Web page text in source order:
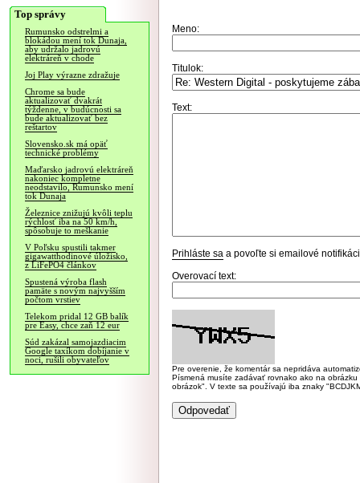
Top správy
Rumunsko odstrelmi a
blokádou mení tok Dunaja,
aby udržalo jadrovú
elektráreň v chode
Joj Play výrazne zdražuje
Chrome sa bude
aktualizovať dvakrát
týždenne, v budúcnosti sa
bude aktualizovať bez
reštartov
Slovensko.sk má opäť
technické problémy
Maďarsko jadrovú elektráreň
nakoniec kompletne
neodstavilo, Rumunsko mení
tok Dunaja
Železnice znižujú kvôli teplu
rýchlosť iba na 50 km/h,
spôsobuje to meškanie
V Poľsku spustili takmer
gigawatthodinové úložisko,
z LiFePO4 článkov
Spustená výroba flash
pamäte s novým najvyšším
počtom vrstiev
Telekom pridal 12 GB balík
pre Easy, chce zaň 12 eur
Súd zakázal samojazdiacim
Google taxíkom dobíjanie v
noci, rušili obyvateľov
Meno:
Titulok:
Text:
Prihláste sa a povoľte si emailové
Overovací text:
Pre overenie, že komentár sa nepridáva
Písmená musíte zadávať rovnako ako na
obrázok". V texte sa používajú iba znaky